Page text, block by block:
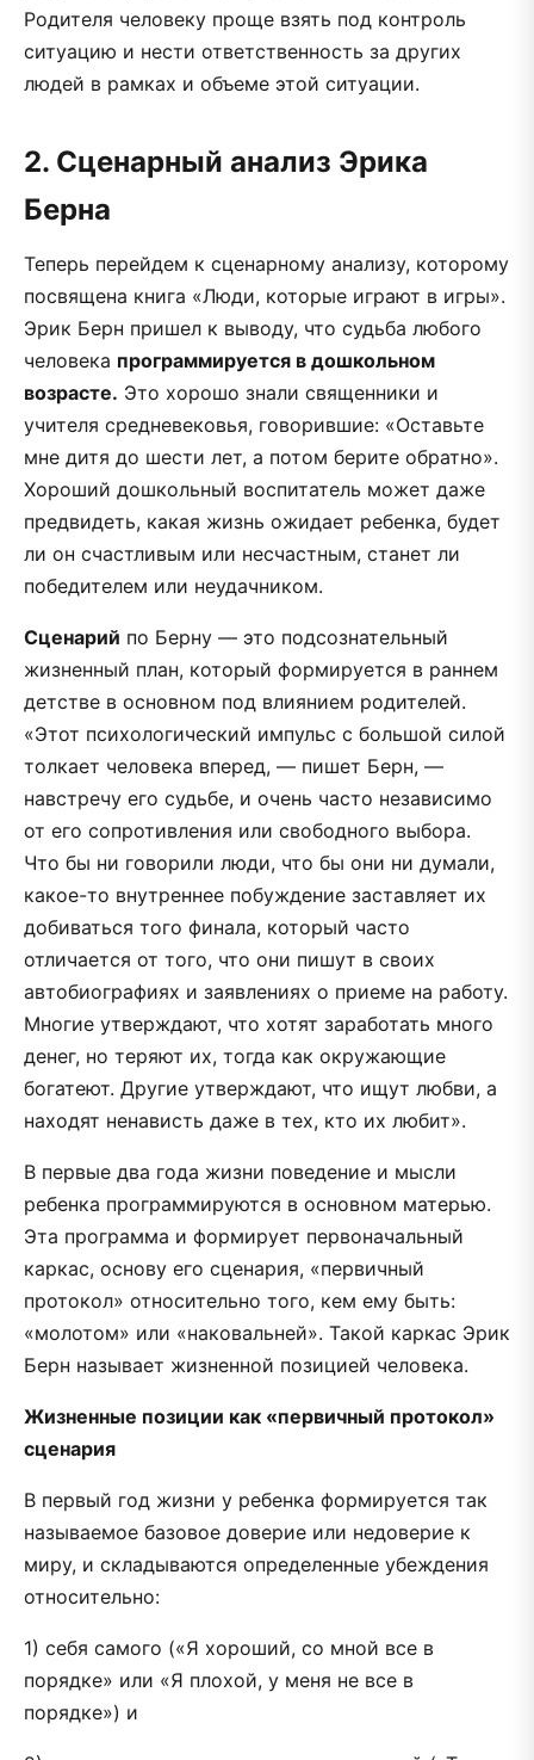
Родителя человеку проще взять под контроль
ситуацию и нести ответственность за других
людей в рамках и объеме этой ситуации.
2. Сценарный анализ Эрика
Берна
Теперь перейдем к сценарному анализу, которому
посвящена книга «Люди, которые играют в игры».
Эрик Берн пришел к выводу, что судьба любого
человека программируется в дошкольном
возрасте. Это хорошо знали священники и
учителя средневековья, говорившие: «Оставьте
мне дитя до шести лет, а потом берите обратно».
Хороший дошкольный воспитатель может даже
предвидеть, какая жизнь ожидает ребенка, будет
ли он счастливым или несчастным, станет ли
победителем или неудачником.
Сценарий по Берну — это подсознательный
жизненный план, который формируется в раннем
детстве в основном под влиянием родителей.
«Этот психологический импульс с большой силой
толкает человека вперед, — пишет Берн, —
навстречу его судьбе, и очень часто независимо
от его сопротивления или свободного выбора.
Что бы ни говорили люди, что бы они ни думали,
какое-то внутреннее побуждение заставляет их
добиваться того финала, который часто
отличается от того, что они пишут в своих
автобиографиях и заявлениях о приеме на работу.
Многие утверждают, что хотят заработать много
денег, но теряют их, тогда как окружающие
богатеют. Другие утверждают, что ищут любви, а
находят ненависть даже в тех, кто их любит».
В первые два года жизни поведение и мысли
ребенка программируются в основном матерью.
Эта программа и формирует первоначальный
каркас, основу его сценария, «первичный
протокол» относительно того, кем ему быть:
«молотом» или «наковальней». Такой каркас Эрик
Берн называет жизненной позицией человека.
Жизненные позиции как «первичный протокол»
сценария
В первый год жизни у ребенка формируется так
называемое базовое доверие или недоверие к
миру, и складываются определенные убеждения
относительно:
1) себя самого («Я хороший, со мной все в
порядке» или «Я плохой, у меня не все в
порядке») и